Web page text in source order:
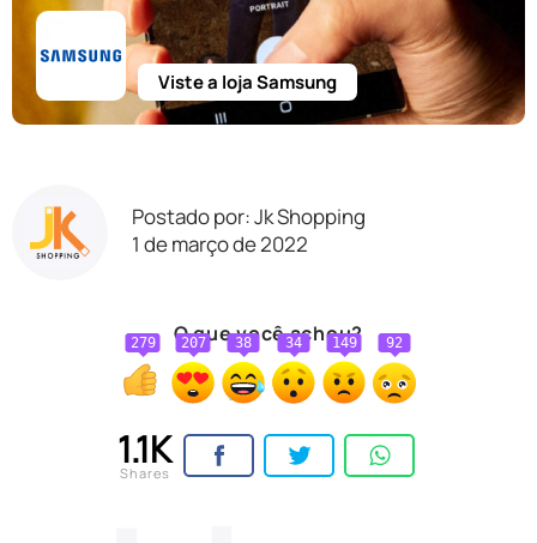
Viste a loja Samsung
Postado por: Jk Shopping
1 de março de 2022
O que você achou?
279 207 38 34 149 92
1.1K
Shares